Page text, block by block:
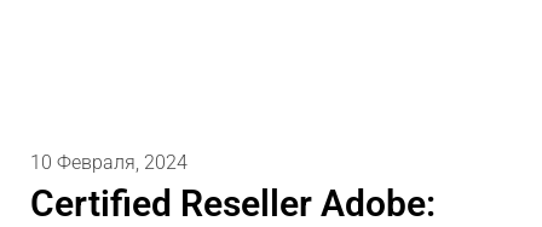
10 Февраля, 2024
Certified Reseller Adobe: